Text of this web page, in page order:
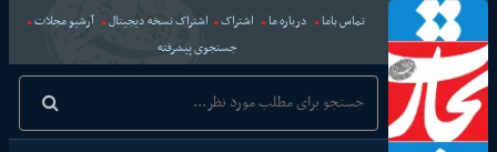
تماس باما درباره ما اشتراک اشتراک نسخه دیجیتال
آرشیو مجلات
جستجوی پیشرفته